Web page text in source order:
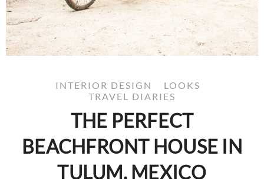
INTERIOR DESIGN
LOOKS
TRAVEL DIARIES
THE PERFECT
BEACHFRONT HOUSE IN
TULUM, MEXICO